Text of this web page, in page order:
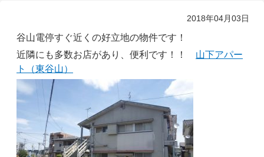
2018年04月03日
谷山電停すぐ近くの好立地の物件です！
近隣にも多数お店があり、便利です！！ 山下アパー
ト（東谷山）